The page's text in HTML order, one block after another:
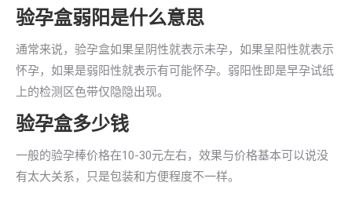
验孕盒弱阳是什么意思
通常来说，验孕盒如果呈阴性就表示未孕，如果呈阳性就表示
怀孕，如果是弱阳性就表示有可能怀孕。弱阳性即是早孕试纸
上的检测区色带仅隐隐出现。
验孕盒多少钱
一般的验孕棒价格在10-30元左右，效果与价格基本可以说没
有太大关系，只是包装和方便程度不一样。